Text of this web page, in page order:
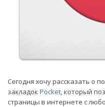
Сегодня хочу рассказать о
закладок Pocket, который
страницы в интернете с